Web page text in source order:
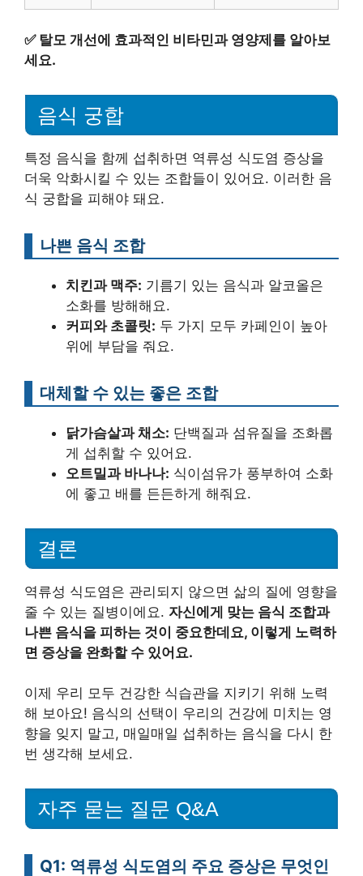
✅ 탈모 개선에 효과적인 비타민과 영양제를 알아보
세요.
음식 궁합
특정 음식을 함께 섭취하면 역류성 식도염 증상을
더욱 악화시킬 수 있는 조합들이 있어요. 이러한 음
식 궁합을 피해야 돼요.
나쁜 음식 조합
치킨과 맥주: 기름기 있는 음식과 알코올은
소화를 방해해요.
커피와 초콜릿: 두 가지 모두 카페인이 높아
위에 부담을 줘요.
대체할 수 있는 좋은 조합
닭가슴살과 채소: 단백질과 섬유질을 조화롭
게 섭취할 수 있어요.
오트밀과 바나나: 식이섬유가 풍부하여 소화
에 좋고 배를 든든하게 해줘요.
결론
역류성 식도염은 관리되지 않으면 삶의 질에 영향을
줄 수 있는 질병이에요. 자신에게 맞는 음식 조합과
나쁜 음식을 피하는 것이 중요한데요, 이렇게 노력하
면 증상을 완화할 수 있어요.
이제 우리 모두 건강한 식습관을 지키기 위해 노력
해 보아요! 음식의 선택이 우리의 건강에 미치는 영
향을 잊지 말고, 매일매일 섭취하는 음식을 다시 한
번 생각해 보세요.
자주 묻는 질문 Q&A
Q1: 역류성 식도염의 주요 증상은 무엇인